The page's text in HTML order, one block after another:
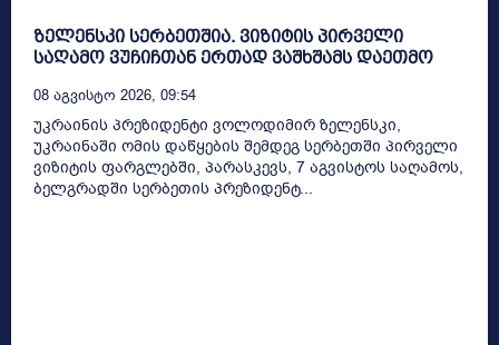
ზელენსკი სერბეთშია. ვიზიტის პირველი
საღამო ვუჩიჩთან ერთად ვაშხშამს დაეთმო
08 Აგვისტო 2026, 09:54
უკრაინის პრეზიდენტი ვოლოდიმირ ზელენსკი,
უკრაინაში ომის დაწყების შემდეგ სერბეთში პირველი
ვიზიტის ფარგლებში, პარასკევს, 7 აგვისტოს საღამოს,
ბელგრადში სერბეთის პრეზიდენტ...